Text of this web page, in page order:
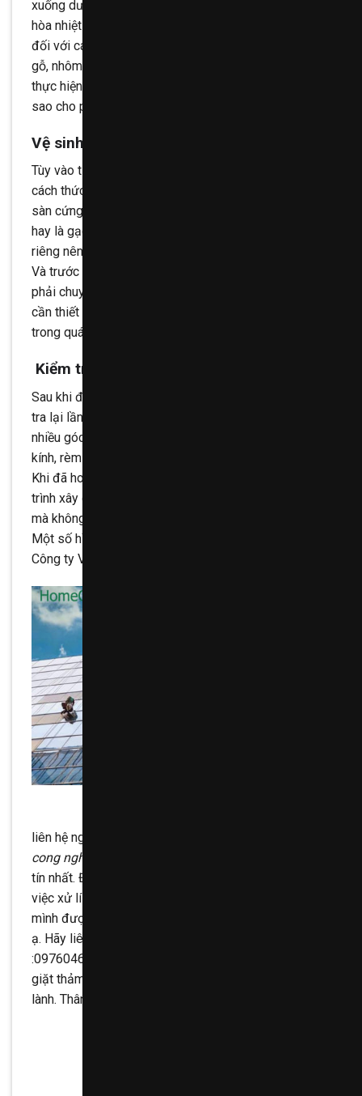
xuống dưới và từ trong ra ngoài gồm: các thiết bị diều
hòa nhiệt độ, chiếu sáng, rèm tường, cửa… Đặc biệt là
đối với các công trình có nhiều hạng mục như là kính,
gỗ, nhôm, thảm… thì khi tiến hành công việc cần phải
thực hiện theo quy trình về vệ sinh cho từng thiết bị
sao cho phù hợp.
Vệ sinh sàn công trình
Tùy vào từng loại sàn khác mà chúng ta cần tiến hành
cách thức vệ sinh sao cho phù hợp nhất. Ví dụ đối với:
sàn cứng, sàn mềm, sàn làm từ các loại đá tự nhiên
hay là gạch tàu thì mỗi loại đều có một cách vệ sinh
riêng nên bạn cần phải chú ý.
Và trước khi tiến hành làm vệ sinh sàn thì bạn cần
phải chuyển hết tất cả các thiết bị và dụng cụ không
cần thiết sang một vị trí khác để có thể tiện lợi nhất
trong quá trình làm việc.
Kiểm tra chất lượng vệ sinh
Sau khi đã thực hiện theo các bước trên thì nên kiểm
tra lại lần cuối toàn bộ công trình và phải kiểm tra ở
nhiều góc độ khác nhau ( đặc biệt là kính, gạch bóng
kính, rèm tường….).
Khi đã hoàn thành xong 5 bước thực hiện trên thì công
trình xây dựng đó đã hoàn toàn có thể đi vào sử dụng
mà không còn lo ngại gì nữa.
Một số hình ảnh thực hiện của đội ngũ nhân viên
Công ty Vệ sinh công nghiệp HomeCare
liên hệ ngay với chúng tôi để sử dụng dịch vụ
cong nghiep
tín nhất. Đặc biệt chúng tôi sẽ hỗ trợ quý khách thêm
việc xử lí những vết rách trên thảm để tấm thảm nhà
mình được hoàn hảo nhất. Thật tuyệt vời phải không
ạ. Hãy liên hệ ngay với chúng tôi với số điện thoại
:0976046266 Cảm ơn quý khách đã quan tâm dịch vụ
giặt thảm HomeCare, chúc quý khách một ngày tốt
lành. Thân ái !